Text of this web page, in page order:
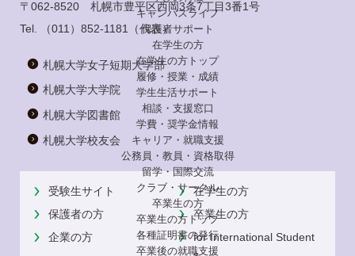
キャンパスライフ
保護者サポート
在学生の方
在学生の方トップ
履修・授業・成績
学生生活サポート
相談・支援窓口
学費・奨学金情報
キャリア・就職支援
公務員・教員・資格取得
留学・国際交流
クラブ・サークル
卒業生の方
卒業生の方トップ
各種証明書の発行
卒業後の就職支援
〒062-8520 札幌市豊平区西岡3条7丁目3番1号
Tel.
（011）852-1181 （代表）
札幌大学女子短期大学部
札幌大学大学院
札幌大学図書館
札幌大学校友会
受験生サイト
在学生の方
保護者の方
卒業生の方
企業の方
for International Student